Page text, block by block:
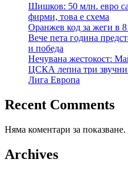
Шишков: 50 млн. евро са
фирми, това е схема
Оранжев код за жеги в 8
Вече пета година
и победа
Нечувана жестокост:
ЦСКА лепна три
Лига Европа
Recent Comments
Няма коментари за показване.
Archives